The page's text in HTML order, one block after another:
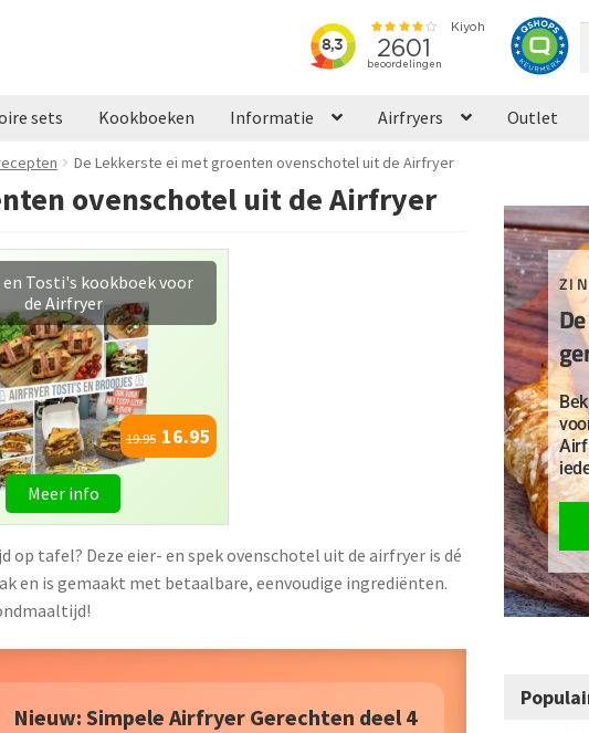
sets Kookboeken Informatie Airfryers Outlet
De Lekkerste ei met groenten ovenschotel uit de Airfryer
ovenschotel uit de Airfryer
met Airfryer kookboek
19.95 16.95
Meer info
tafel? Deze eier- en spek ovenschotel uit de airfryer is dé
en is gemaakt met betaalbare, eenvoudige ingrediënten.
Nieuw: Simpele Airfryer Gerechten deel 4